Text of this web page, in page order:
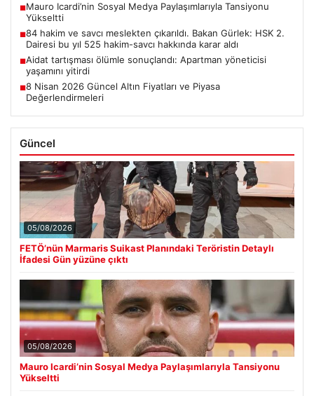
■Mauro Icardi’nin Sosyal Medya Paylaşımlarıyla Tansiyonu
Yükseltti
■84 hakim ve savcı meslekten çıkarıldı. Bakan Gürlek: HSK 2.
Dairesi bu yıl 525 hakim-savcı hakkında karar aldı
■Aidat tartışması ölümle sonuçlandı: Apartman yöneticisi
yaşamını yitirdi
■8 Nisan 2026 Güncel Altın Fiyatları ve Piyasa
Değerlendirmeleri
Güncel
05/08/2026
FETÖ’nün Marmaris Suikast Planındaki Teröristin Detaylı
İfadesi Gün yüzüne çıktı
05/08/2026
Mauro Icardi’nin Sosyal Medya Paylaşımlarıyla Tansiyonu
Yükseltti